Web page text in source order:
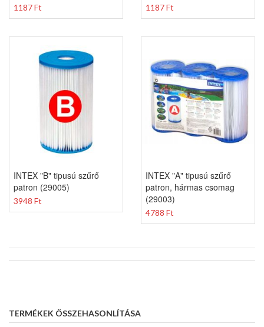
1187 Ft 1187 Ft
INTEX "B" tipusú szűrő
patron (29005)
3948 Ft
INTEX "A" tipusú szűrő
patron, hármas csomag
(29003)
4788 Ft
TERMÉKEK ÖSSZEHASONLÍTÁSA